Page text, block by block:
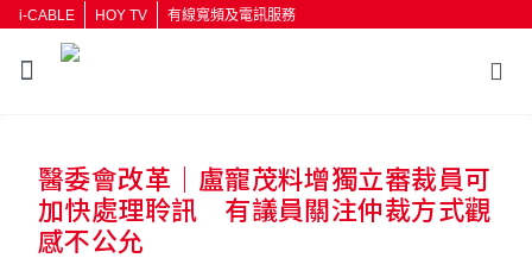
i-CABLE HOY TV 有線寬頻及電訊服務
按輸入鍵開始搜尋
醫委會改革｜盧寵茂料增獨立審裁員可
加快處理聆訊 有議員關注仲裁方式觀
感不公允